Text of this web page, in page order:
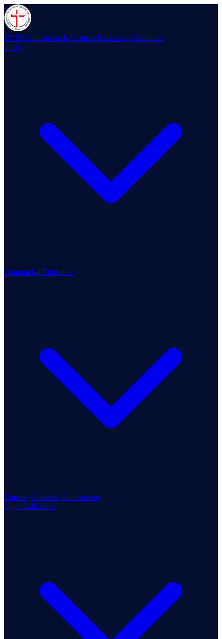
CCEC Consorcio de Centros Educativos Católicos
Inicio
Comunidad Educativa
Cursos y Eventos Convención
Signo Educativo